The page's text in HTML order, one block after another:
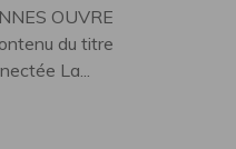
OUVRE
du titre
La...